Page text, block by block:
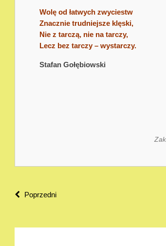
Wolę od łatwych zwyciestw
Znacznie trudniejsze klęski,
Nie z tarczą, nie na tarczy,
Lecz bez tarczy – wystarczy.
Stafan Gołębiowski
Poprzedni